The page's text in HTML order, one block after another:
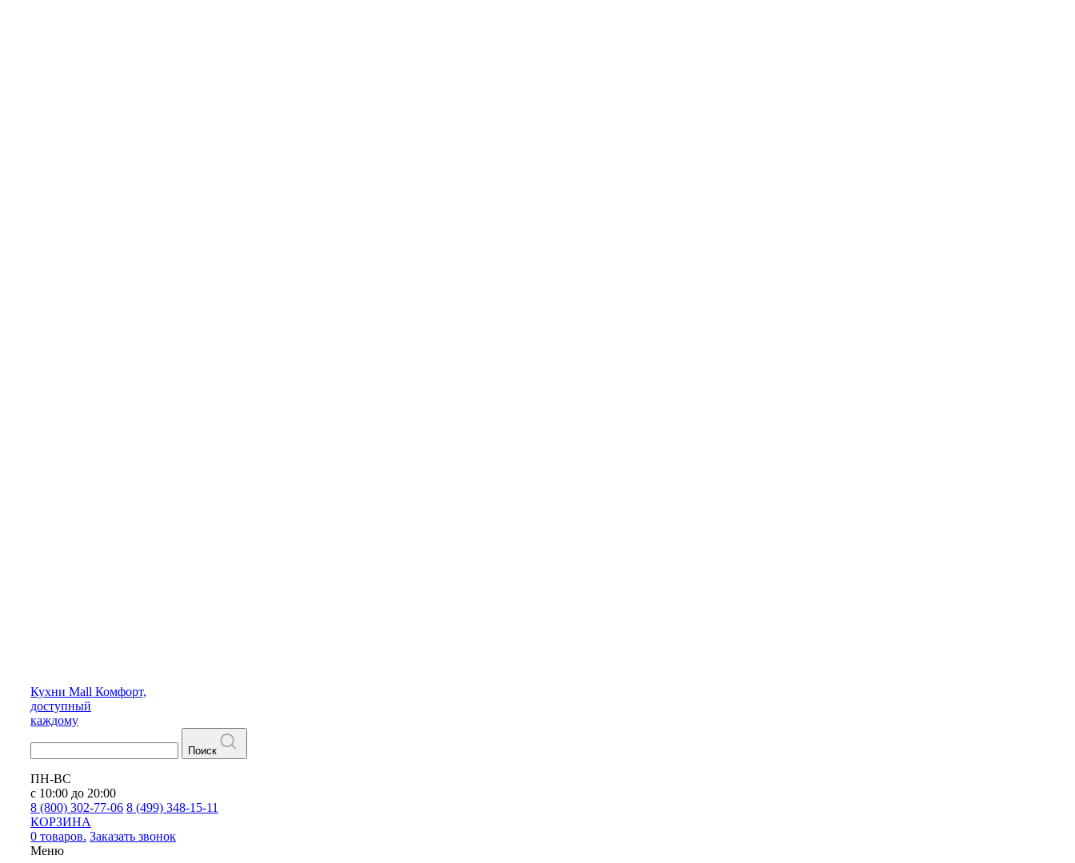
Кухни Mall Комфорт,
доступный
каждому
Поиск
ПН-ВС
с 10:00 до 20:00
8 (800) 302-77-06 8 (499) 348-15-11
КОРЗИНА
0 товаров. Заказать звонок
Меню